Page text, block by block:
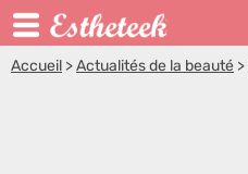
Accueil >Actualités de la beauté >